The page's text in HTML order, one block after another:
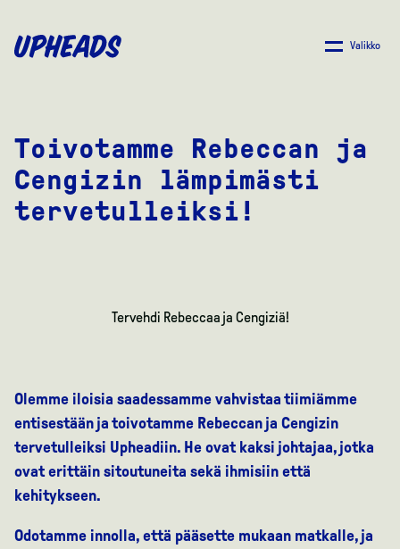
Valikko
Toivotamme Rebeccan ja
Cengizin lämpimästi
tervetulleiksi!
Olemme iloisia saadessamme vahvistaa tiimiämme
entisestään ja toivotamme Rebeccan ja Cengizin
tervetulleiksi Upheadiin. He ovat kaksi johtajaa, jotka
ovat erittäin sitoutuneita sekä ihmisiin että
kehitykseen.
Odotamme innolla, että pääsette mukaan matkalle, ja
Tervehdi Rebeccaa ja Cengiziä!